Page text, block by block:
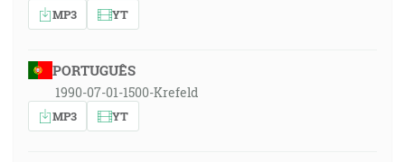
MP3 YT
PORTUGUÊS
1990-07-01-1500-Krefeld
MP3 YT